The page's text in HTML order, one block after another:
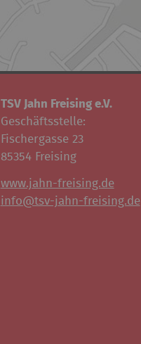
TSV Jahn Freising e.V.
Geschäftsstelle:
Fischergasse 23
85354 Freising
www.jahn-freising.de
info@tsv-jahn-freising.de